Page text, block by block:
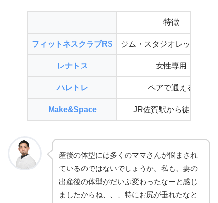
特徴
フィットネスクラブRS ジム・スタジオレッスン充
レナトス 女性専用
ハレトレ ペアで通える
Make&Space JR佐賀駅から徒歩1分
産後の体型には多くのママさんが悩まされ
ているのではないでしょうか。私も、妻の
出産後の体型がだいぶ変わったなーと感じ
ましたからね、、、特にお尻が垂れたなと